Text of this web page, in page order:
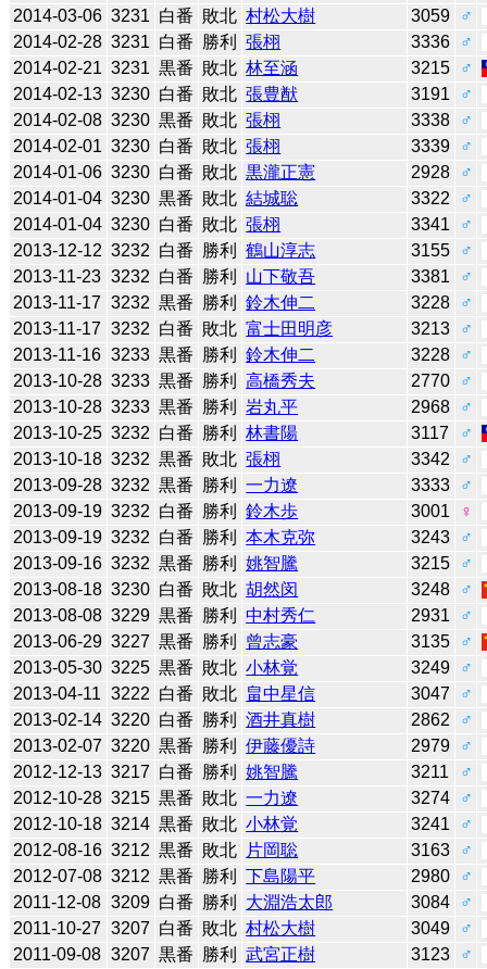
2014-03-06 3231 白番 敗北 村松大樹 3059
♂
2014-02-28 3231 白番 勝利 張栩 3336
♂
2014-02-21 3231 黒番 敗北 林至涵 3215
♂
2014-02-13 3230 白番 敗北 張豊猷 3191
♂
2014-02-08 3230 黒番 敗北 張栩 3338
♂
2014-02-01 3230 白番 敗北 張栩 3339
♂
2014-01-06 3230 白番 敗北 黒瀧正憲 2928
♂
2014-01-04 3230 黒番 敗北 結城聡 3322
♂
2014-01-04 3230 白番 敗北 張栩 3341
♂
2013-12-12 3232 白番 勝利 鶴山淳志 3155
♂
2013-11-23 3232 白番 勝利 山下敬吾 3381
♂
2013-11-17 3232 黒番 勝利 鈴木伸二 3228
♂
2013-11-17 3232 白番 敗北 富士田明彦 3213
♂
2013-11-16 3233 黒番 勝利 鈴木伸二 3228
♂
2013-10-28 3233 黒番 勝利 高橋秀夫 2770
♂
2013-10-28 3233 黒番 勝利 岩丸平 2968
♂
2013-10-25 3232 白番 勝利 林書陽 3117
♂
2013-10-18 3232 黒番 敗北 張栩 3342
♂
2013-09-28 3232 黒番 勝利 一力遼 3333
♂
2013-09-19 3232 白番 勝利 鈴木歩 3001
♀
2013-09-19 3232 白番 勝利 本木克弥 3243
♂
2013-09-16 3232 黒番 勝利 姚智騰 3215
♂
2013-08-18 3230 白番 敗北 胡然闵 3248
♂
2013-08-08 3229 黒番 勝利 中村秀仁 2931
♂
2013-06-29 3227 黒番 勝利 曾志豪 3135
♂
2013-05-30 3225 黒番 敗北 小林覚 3249
♂
2013-04-11 3222 白番 敗北 畠中星信 3047
♂
2013-02-14 3220 白番 勝利 酒井真樹 2862
♂
2013-02-07 3220 黒番 勝利 伊藤優詩 2979
♂
2012-12-13 3217 白番 勝利 姚智騰 3211
♂
2012-10-28 3215 黒番 敗北 一力遼 3274
♂
2012-10-18 3214 黒番 敗北 小林覚 3241
♂
2012-08-16 3212 黒番 敗北 片岡聡 3163
♂
2012-07-08 3212 黒番 勝利 下島陽平 2980
♂
2011-12-08 3209 白番 勝利 大淵浩太郎 3084
♂
2011-10-27 3207 白番 敗北 村松大樹 3049
♂
2011-09-08 3207 黒番 勝利 武宮正樹 3123
♂